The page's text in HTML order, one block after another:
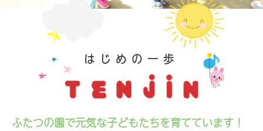
はじめの一歩
ふたつの園で元気な子どもたちを育てています！